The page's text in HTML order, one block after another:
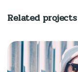
Related projects